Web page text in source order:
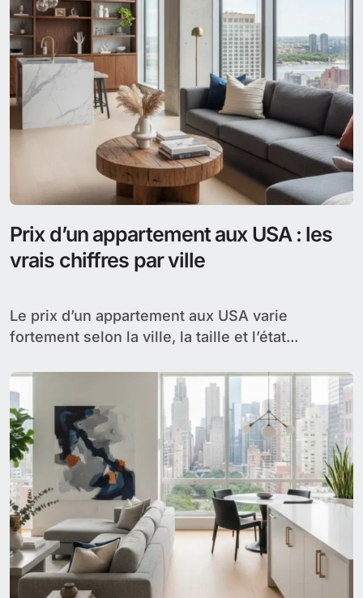
Prix d’un appartement aux USA : les
vrais chiffres par ville
Le prix d’un appartement aux USA varie
fortement selon la ville, la taille et l’état...